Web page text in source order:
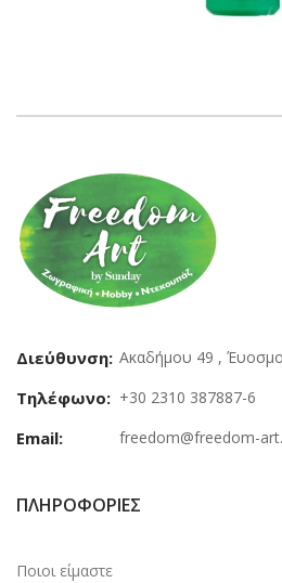
Διεύθυνση: Ακαδήμου 49 ,
Τηλέφωνο: +30 2310 387887-6
Email: freedom@freedom-
ΠΛΗΡΟΦΟΡΊΕΣ
Ποιοι είμαστε